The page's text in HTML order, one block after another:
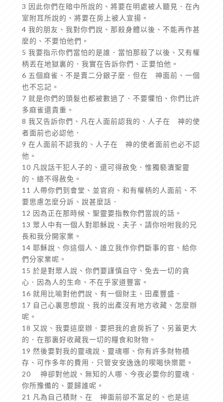
3 因此你們在暗中所說的、將要在明處被人聽見．在內
室附耳所說的、將要在房上被人宣揚。
4 我的朋友、我對你們說、那殺身體以後、不能再作甚
麼的、不要怕他們。
5 我要指示你們當怕的是誰．當怕那殺了以後、又有權
柄丟在地獄裏的．我實在告訴你們、正要怕他。
6 五個麻雀、不是賣二分銀子麼．但在 神面前、一個
也不忘記。
7 就是你們的頭髮也都被數過了．不要懼怕、你們比許
多麻雀還貴重。
8 我又告訴你們、凡在人面前認我的、人子在 神的使
者面前也必認他．
9 在人面前不認我的、人子在 神的使者面前也必不認
他。
10 凡說話干犯人子的、還可得赦免．惟獨褻瀆聖靈
的、總不得赦免。
11 人帶你們到會堂、並官府、和有權柄的人面前、不
要思慮怎麼分訴、說甚麼話．
12 因為正在那時候、聖靈要指教你們當說的話。
13 眾人中有一個人對耶穌說、夫子、請你吩咐我的兄
長和我分開家業。
14 耶穌說、你這個人、誰立我作你們斷事的官、給你
們分家業呢。
15 於是對眾人說、你們要謹慎自守、免去一切的貪
心．因為人的生命、不在乎家道豐富。
16 就用比喻對他們說、有一個財主、田產豐盛．
17 自己心裏思想說、我的出產沒有地方收藏、怎麼辦
呢。
18 又說、我要這麼辦．要把我的倉房拆了、另蓋更大
的．在那裏好收藏我一切的糧食和財物。
19 然後要對我的靈魂說、靈魂哪、你有許多財物積
存、可作多年的費用．只管安安逸逸的喫喝快樂罷。
20 神卻對他說、無知的人哪、今夜必要你的靈魂．
你所豫備的、要歸誰呢。
21 凡為自己積財、在 神面前卻不富足的、也是這